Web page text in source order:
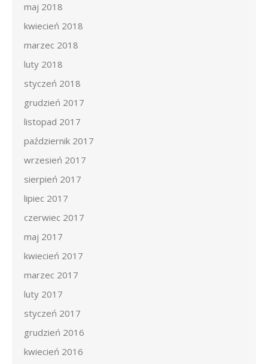
maj 2018
kwiecień 2018
marzec 2018
luty 2018
styczeń 2018
grudzień 2017
listopad 2017
październik 2017
wrzesień 2017
sierpień 2017
lipiec 2017
czerwiec 2017
maj 2017
kwiecień 2017
marzec 2017
luty 2017
styczeń 2017
grudzień 2016
kwiecień 2016